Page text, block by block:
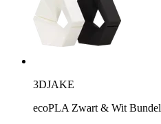
3DJAKE
ecoPLA Zwart & Wit Bundel